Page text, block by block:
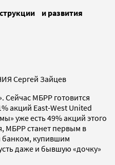
и развития
Сергей Зайцев
МБРР готовится
акций East-West United
уже есть 49% акций этого
МБРР станет первым в
банком, купившим
даже и бывшую «дочку»